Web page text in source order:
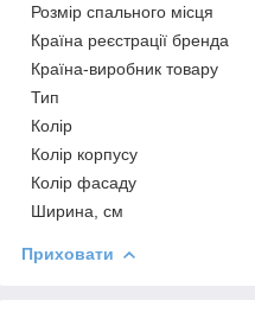
Розмір спального місця
Країна реєстрації бренда
Країна-виробник товару
Тип
Колір
Колір корпусу
Колір фасаду
Ширина, см
Приховати